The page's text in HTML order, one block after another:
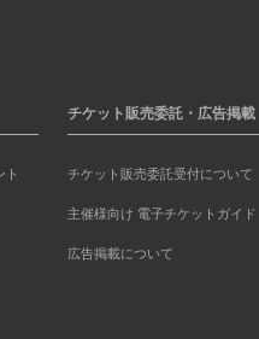
ト
チケット販売委託・広告掲載
チケット販売委託受付について
主催様向け 電子チケットガイド
広告掲載について